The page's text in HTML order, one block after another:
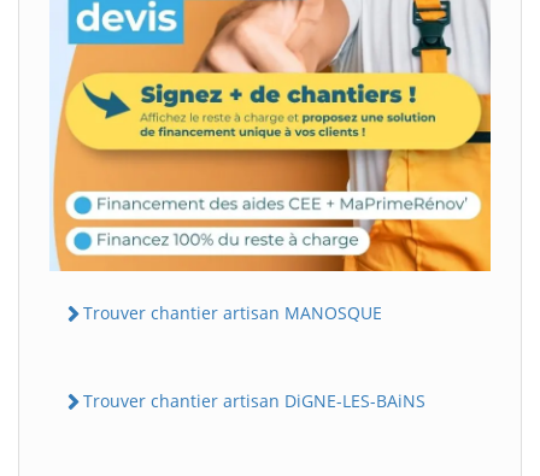
Trouver chantier artisan MANOSQUE
Trouver chantier artisan DiGNE-LES-BAiNS